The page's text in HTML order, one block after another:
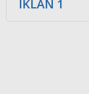
IKLAN 1